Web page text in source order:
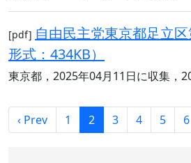
[pdf] 自由民主党東京都足立
形式：434KB）
東京都，2025年04月11日に収集，
‹ Prev 1 2 3 4 5 6